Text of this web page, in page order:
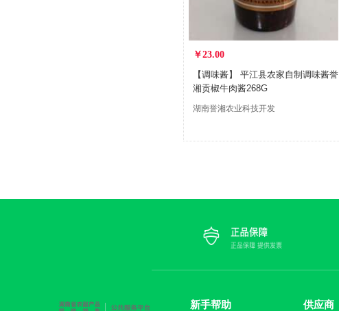
￥23.00
【调味酱】 平江县农家自制调味酱誉
湘贡椒牛肉酱268G
湖南誉湘农业科技开发
新手帮助 供应商